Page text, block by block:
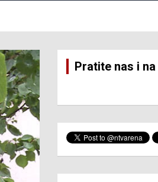
Pratite nas i